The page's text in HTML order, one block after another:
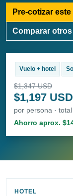
Pre-cotizar
Comparar
Vuelo + hotel
$1,347 USD
$1,197 USD
por persona ·
Ahorro aprox.
HOTEL